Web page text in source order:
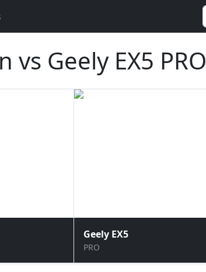
Geely EX5 PRO
Geely EX5
PRO